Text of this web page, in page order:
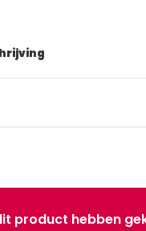
product hebben